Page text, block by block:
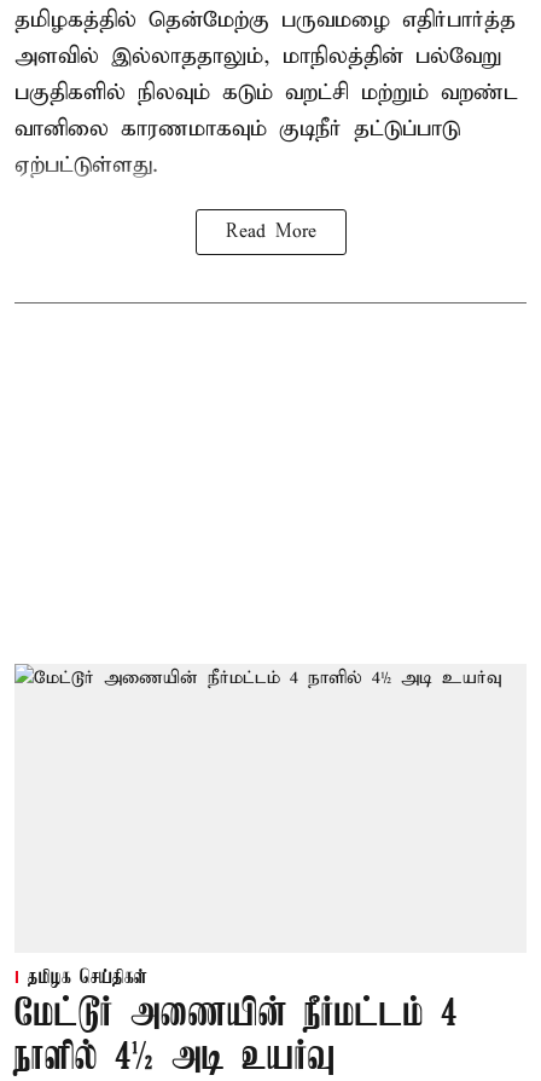
தமிழகத்தில் தென்மேற்கு பருவமழை எதிர்பார்த்த
அளவில் இல்லாததாலும், மாநிலத்தின் பல்வேறு
பகுதிகளில் நிலவும் கடும் வறட்சி மற்றும் வறண்ட
வானிலை காரணமாகவும் குடிநீர் தட்டுப்பாடு
ஏற்பட்டுள்ளது.
Read More
தமிழக செய்திகள்
மேட்டூர் அணையின் நீர்மட்டம் 4
நாளில் 4½ அடி உயர்வு